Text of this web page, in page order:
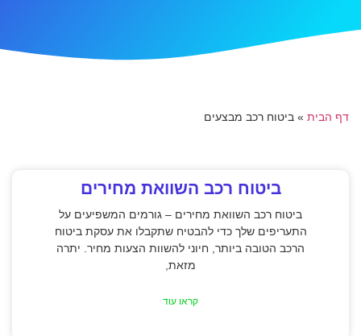
דף הבית » ביטוח רכב מבצעים
ביטוח רכב השוואת מחירים
ביטוח רכב השוואת מחירים – גורמים המשפיעים על
התעריפים שלך כדי להבטיח שתקבלו את עסקת ביטוח
הרכב הטובה ביותר, חיוני להשוות הצעות מחיר. יתרה
מזאת,
קראו עוד